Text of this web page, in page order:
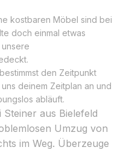
kostbaren Möbel sind bei
doch einmal etwas
den Zeitpunkt
deinem Zeitplan an und
abläuft.
aus Bielefeld
Umzug von
im Weg. Überzeuge